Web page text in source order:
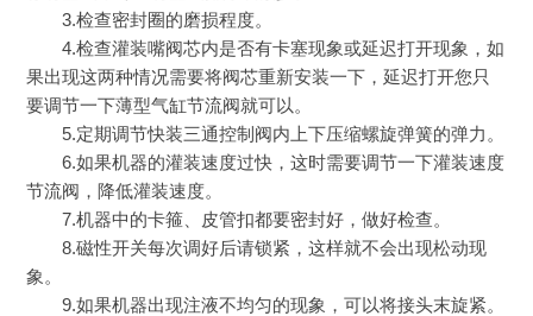
3.检查密封圈的磨损程度。
4.检查灌装嘴阀芯内是否有卡塞现象或延迟打开现象，如
果出现这两种情况需要将阀芯重新安装一下，延迟打开您只
要调节一下薄型气缸节流阀就可以。
5.定期调节快装三通控制阀内上下压缩螺旋弹簧的弹力。
6.如果机器的灌装速度过快，这时需要调节一下灌装速度
节流阀，降低灌装速度。
7.机器中的卡箍、皮管扣都要密封好，做好检查。
8.磁性开关每次调好后请锁紧，这样就不会出现松动现
象。
9.如果机器出现注液不均匀的现象，可以将接头末旋紧。